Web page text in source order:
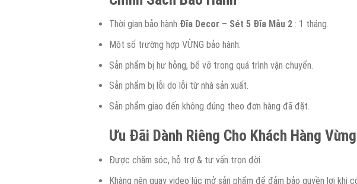
Thời gian bảo hành Đĩa Decor – Sét 5 Đĩa Mẫu 2: 1 tháng.
Một số trường hợp VỪNG bảo hành:
Sản phẩm bị hư hỏng, bể vỡ trong quá trình vận chuyển.
Sản phẩm bị lỗi do lỗi từ nhà sản xuất.
Sản phẩm giao đến không đúng theo đơn hàng đã đặt.
Ưu Đãi Dành Riêng Cho Khách Hàng
Được chăm sóc, hỗ trợ & tư vấn trọn đời.
Khàng nên quay video lúc mở sản phẩm để đảm bảo quyền lợi khi